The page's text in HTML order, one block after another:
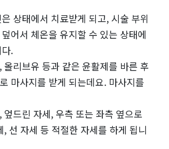
상태에서 치료받게 되고, 시술 부위
어서 체온을 유지할 수 있는 상태에
.
올리브유 등과 같은 윤활제를 바른 후
마사지를 받게 되는데요. 마사지를
엎드린 자세, 우측 또는 좌측 옆으로
선 자세 등 적절한 자세를 하게 됩니